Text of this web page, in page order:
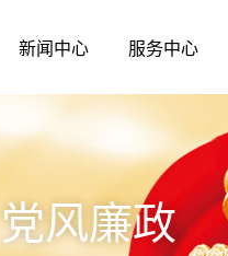
新闻中心 服务中心
公司要闻
综合新闻
行业动态
服务承诺
服务网点
服务流程
燃
安
安
党风廉政